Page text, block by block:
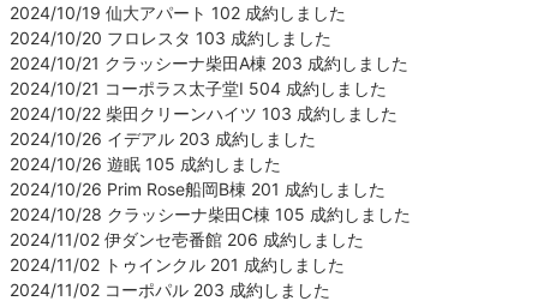
2024/10/19 仙大アパート 102 成約しました
2024/10/20 フロレスタ 103 成約しました
2024/10/21 クラッシーナ柴田A棟 203 成約しました
2024/10/21 コーポラス太子堂Ⅰ 504 成約しました
2024/10/22 柴田クリーンハイツ 103 成約しました
2024/10/26 イデアル 203 成約しました
2024/10/26 遊眠 105 成約しました
2024/10/26 Prim Rose船岡B棟 201 成約しました
2024/10/28 クラッシーナ柴田C棟 105 成約しました
2024/11/02 伊ダンセ壱番館 206 成約しました
2024/11/02 トゥインクル 201 成約しました
2024/11/02 コーポパル 203 成約しました